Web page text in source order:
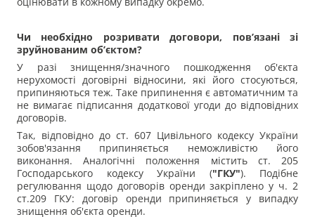
Чи необхідно розривати договори, пов’язані зі
зруйнованим об’єктом?
У разі знищення/значного пошкодження об'єкта
нерухомості договірні відносини, які його стосуються,
припиняються теж. Таке припинення є автоматичним та
не вимагає підписання додаткової угоди до відповідних
договорів.
Так, відповідно до ст. 607 Цивільного кодексу України
зобов'язання припиняється неможливістю його
виконання. Аналогічні положення містить ст. 205
Господарського кодексу України ("ГКУ"). Подібне
регулювання щодо договорів оренди закріплено у ч. 2
ст.209 ГКУ: договір оренди припиняється у випадку
знищення об'єкта оренди.